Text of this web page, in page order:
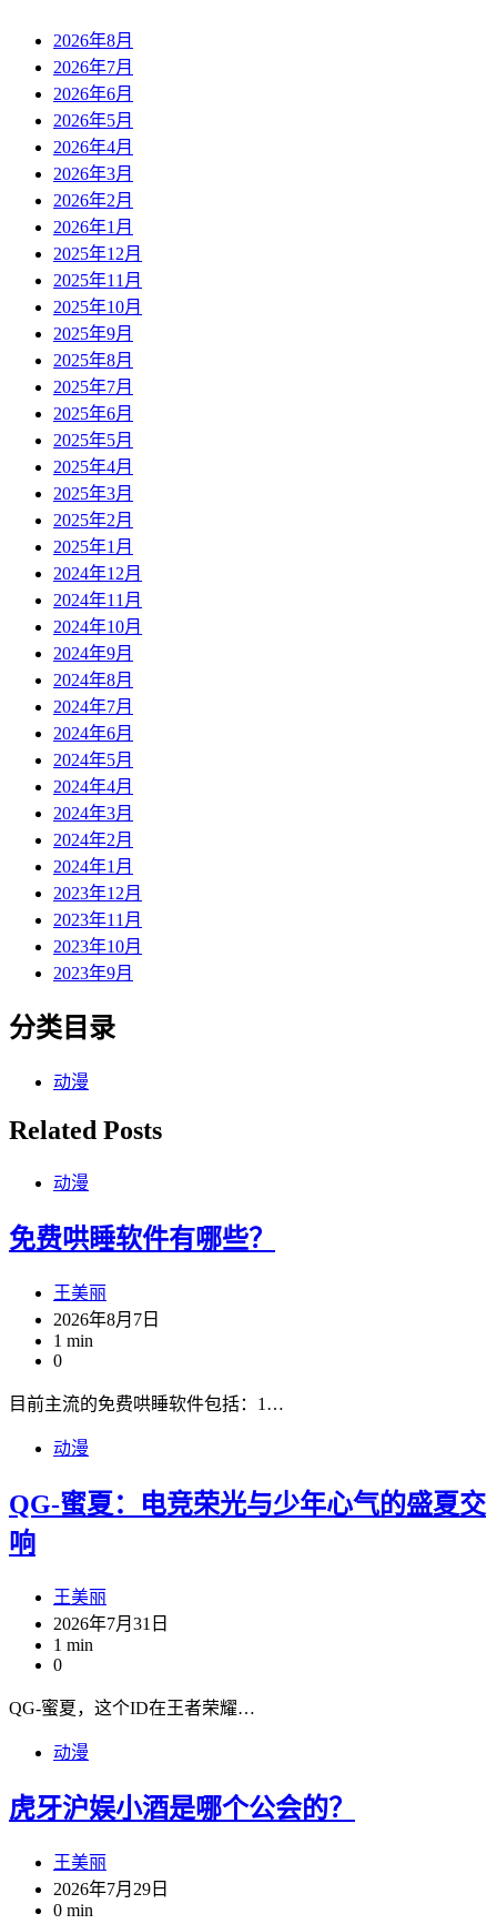
2026年8月
2026年7月
2026年6月
2026年5月
2026年4月
2026年3月
2026年2月
2026年1月
2025年12月
2025年11月
2025年10月
2025年9月
2025年8月
2025年7月
2025年6月
2025年5月
2025年4月
2025年3月
2025年2月
2025年1月
2024年12月
2024年11月
2024年10月
2024年9月
2024年8月
2024年7月
2024年6月
2024年5月
2024年4月
2024年3月
2024年2月
2024年1月
2023年12月
2023年11月
2023年10月
2023年9月
分类目录
动漫
Related Posts
动漫
免费哄睡软件有哪些？
王美丽
2026年8月7日
1 min
0
目前主流的免费哄睡软件包括：1…
动漫
QG-蜜夏：电竞荣光与少年心气的盛夏交
响
王美丽
2026年7月31日
1 min
0
QG-蜜夏，这个ID在王者荣耀…
动漫
虎牙沪娱小酒是哪个公会的？
王美丽
2026年7月29日
0 min